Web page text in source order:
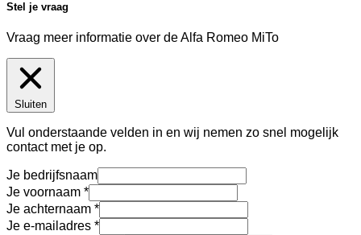
Stel je vraag
Vraag meer informatie over deAlfa Romeo MiTo
Sluiten
Vul onderstaande velden in en wij nemen zo snel mogelijk
contact met je op.
Je bedrijfsnaam
Je voornaam
Je achternaam
Je e-mailadres